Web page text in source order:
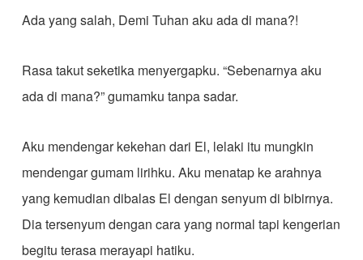
Ada yang salah, Demi Tuhan aku ada di mana?!
Rasa takut seketika menyergapku. “Sebenarnya aku
ada di mana?” gumamku tanpa sadar.
Aku mendengar kekehan dari El, lelaki itu mungkin
mendengar gumam lirihku. Aku menatap ke arahnya
yang kemudian dibalas El dengan senyum di bibirnya.
Dia tersenyum dengan cara yang normal tapi kengerian
begitu terasa merayapi hatiku.